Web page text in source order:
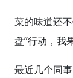
菜的味道还
盘”行动，我
最近几个同